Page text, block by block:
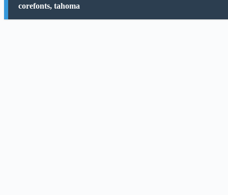
corefonts, tahoma